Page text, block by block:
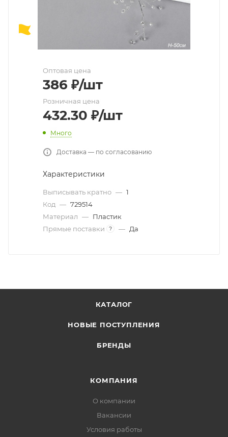
Оптовая цена
386 ₽/шт
Розничная цена
432.30 ₽/шт
Много
Доставка — по согласованию
Характеристики
Выписывать кратно — 1
Код — 729514
Материал — Пластик
Прямые поставки
? — Да
КАТАЛОГ
НОВЫЕ ПОСТУПЛЕНИЯ
БРЕНДЫ
КОМПАНИЯ
О компании
Вакансии
Условия работы